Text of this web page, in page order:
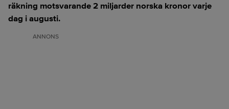
räkning motsvarande 2 miljarder norska kronor varje
dag i augusti.
ANNONS